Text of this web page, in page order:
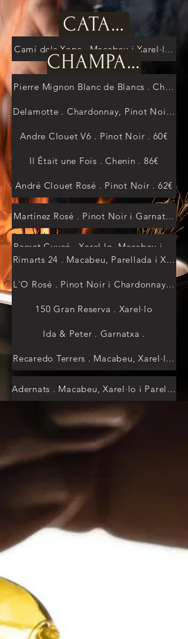
CATALUNYA
Camí dels Xops . Macabeu i Xarel·lo . 28€
CHAMPAGNE
Pierre Mignon Blanc de Blancs .
Delamotte . Chardonnay, Pinot Noir i
Andre Clouet V6 . Pinot Noir . 60€
Il Était une Fois . Chenin . 86€
André Clouet Rosé . Pinot Noir . 62€
Martínez Rosé . Pinot Noir i Garnatxa .
Parxet Cuveé . Xarel·lo, Macabeu i
Rimarts 24 . Macabeu, Parellada i
L'O Rosé . Pinot Noir i Chardonnay . 40€
150 Gran Reserva . Xarel·lo
Ida & Peter . Garnatxa .
Recaredo Terrers . Macabeu, Xarel·lo i
Adernats . Macabeu, Xarel·lo i Parellada .